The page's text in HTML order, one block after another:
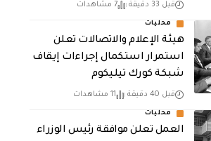
قبل 33 دقيقة 7 مشاهدات
محليات
هيئة الإعلام والاتصالات تعلن
استمرار استكمال إجراءات إيقاف
شبكة كورك تيليكوم
قبل 40 دقيقة 11 مشاهدات
محليات
العمل تعلن موافقة رئيس الوزراء